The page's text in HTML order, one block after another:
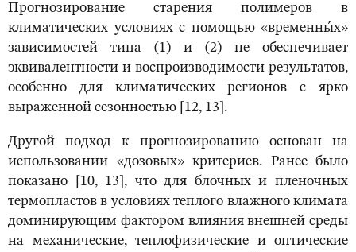
Прогнозирование старения полимеров в
климатических условиях с помощью «временны́х»
зависимостей типа (1) и (2) не обеспечивает
эквивалентности и воспроизводимости результатов,
особенно для климатических регионов с ярко
выраженной сезонностью [12, 13].
Другой подход к прогнозированию основан на
использовании «дозовых» критериев. Ранее было
показано [10, 13], что для блочных и пленочных
термопластов в условиях теплого влажного климата
доминирующим фактором влияния внешней среды
на механические, теплофизические и оптические